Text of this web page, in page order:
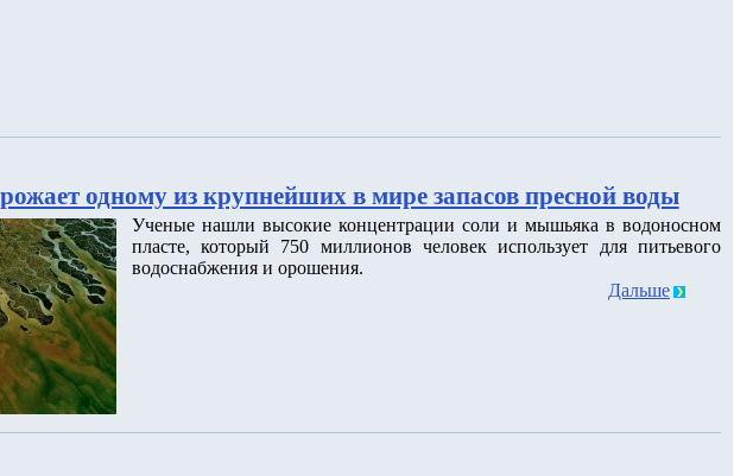
одному из крупнейших в мире запасов пресной воды
Ученые нашли высокие концентрации соли и мышьяка в водоносном
пласте, который 750 миллионов человек использует для питьевого
водоснабжения и орошения.
Дальше